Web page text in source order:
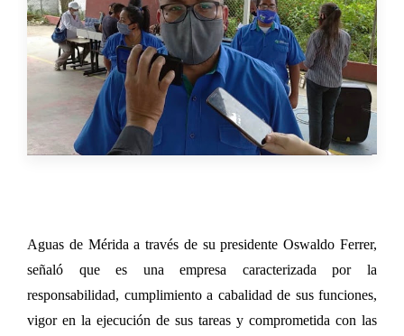
Aguas de Mérida a través de su presidente Oswaldo Ferrer,
señaló que es una empresa caracterizada por la
responsabilidad, cumplimiento a cabalidad de sus funciones,
vigor en la ejecución de sus tareas y comprometida con las